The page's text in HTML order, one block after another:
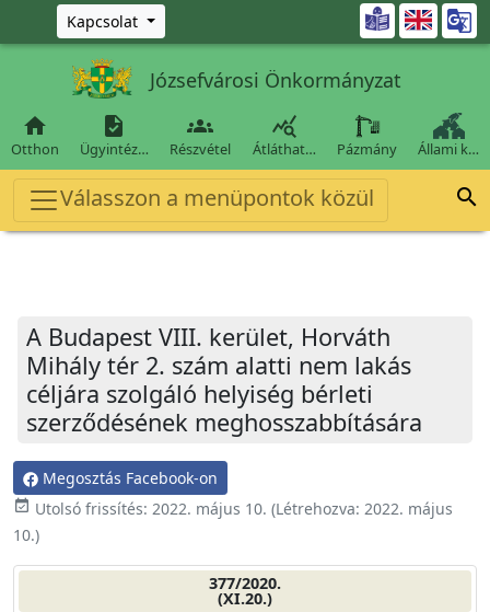
Ugrás a fő tartalomra
Kapcsolat 
Józsefvárosi Önkormányzat

Otthon

Ügyintéz…

Részvétel

Átláthat… Pázmány Állami k…
Válasszon a menüpontok közül 
A Budapest VIII. kerület, Horváth
Mihály tér 2. szám alatti nem lakás
céljára szolgáló helyiség bérleti
szerződésének meghosszabbítására
Megosztás Facebook-on
event_available Utolsó frissítés: 2022. május 10. (Létrehozva: 2022. május
10.)
377/2020.
(XI.20.)